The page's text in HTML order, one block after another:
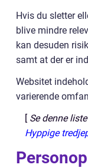
Hvis du sletter
blive mindre
kan desuden
samt at der er
Websitet
varierende
[ Se denne
Hyppige